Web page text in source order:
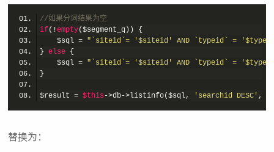
//如果分词结果为空
if(!empty
	$sql =
"`siteid`= '$siteid' AND `typeid` = '$typeid'
} else
	$sql =
"`siteid`= '$siteid' AND `typeid` =
$result = $this ->db->listinfo($sql, 'searchid DESC' ,
替换为：